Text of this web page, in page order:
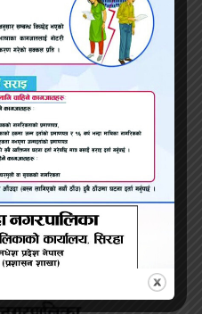
महिलाको सशक्तीकरण